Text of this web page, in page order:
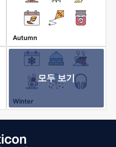
Autumn
모두 보기
Winter